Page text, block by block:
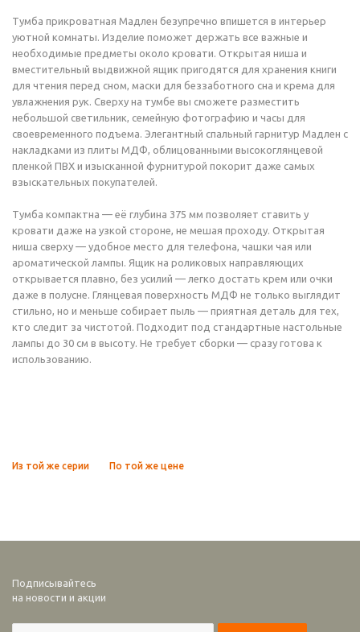
Тумба прикроватная Мадлен безупречно впишется в интерьер
уютной комнаты. Изделие поможет держать все важные и
необходимые предметы около кровати. Открытая ниша и
вместительный выдвижной ящик пригодятся для хранения книги
для чтения перед сном, маски для беззаботного сна и крема для
увлажнения рук. Сверху на тумбе вы сможете разместить
небольшой светильник, семейную фотографию и часы для
своевременного подъема. Элегантный спальный гарнитур Мадлен с
накладками из плиты МДФ, облицованными высокоглянцевой
пленкой ПВХ и изысканной фурнитурой покорит даже самых
взыскательных покупателей.
Тумба компактна — её глубина 375 мм позволяет ставить у
кровати даже на узкой стороне, не мешая проходу. Открытая
ниша сверху — удобное место для телефона, чашки чая или
ароматической лампы. Ящик на роликовых направляющих
открывается плавно, без усилий — легко достать крем или очки
даже в полусне. Глянцевая поверхность МДФ не только выглядит
стильно, но и меньше собирает пыль — приятная деталь для тех,
кто следит за чистотой. Подходит под стандартные настольные
лампы до 30 см в высоту. Не требует сборки — сразу готова к
использованию.
Из той же серии По той же цене
Подписывайтесь
на новости и акции